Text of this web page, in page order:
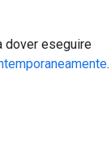
dover eseguire
.